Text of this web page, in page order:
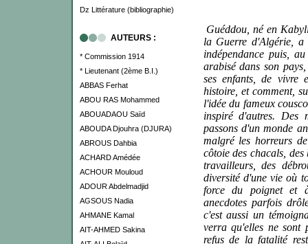
Dz Littérature (bibliographie)
AUTEURS :
* Commission 1914
* Lieutenant (2ème B.I.)
ABBAS Ferhat
ABOU RAS Mohammed
ABOUADAOU Saïd
ABOUDA Djouhra (DJURA)
ABROUS Dahbia
ACHARD Amédée
ACHOUR Mouloud
ADOUR Abdelmadjid
AGSOUS Nadia
AHMANE Kamal
AIT-AHMED Sakina
Guéddou, né en
la Guerre d'Algérie, a
indépendance puis,
arabisé dans son
ses enfants, de vivre
histoire, et comment,
l'idée du fameux
inspiré d'autres. Des
passons d'un monde
malgré les horreurs
côtoie des chacals, des
travailleurs, des
diversité d'une vie où
force du poignet et
anecdotes parfois
c'est aussi un
verra qu'elles ne sont
refus de la fatalité